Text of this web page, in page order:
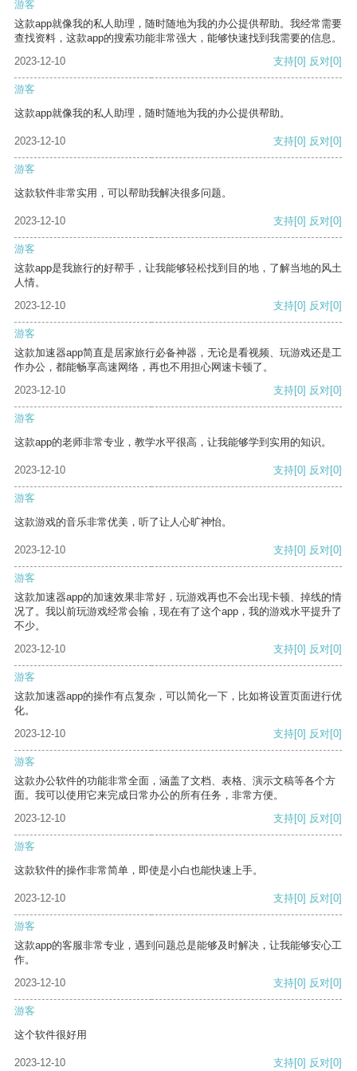
游客
这款app就像我的私人助理，随时随地为我的办公提供帮助。我经常需要
查找资料，这款app的搜索功能非常强大，能够快速找到我需要的信息。
2023-12-10
支持[0] 反对[0]
游客
这款app就像我的私人助理，随时随地为我的办公提供帮助。
2023-12-10 支持[0] 反对[0]
游客
这款软件非常实用，可以帮助我解决很多问题。
2023-12-10 支持[0] 反对[0]
游客
这款app是我旅行的好帮手，让我能够轻松找到目的地，了解当地的风土
人情。
2023-12-10
支持[0] 反对[0]
游客
这款加速器app简直是居家旅行必备神器，无论是看视频、玩游戏还是工
作办公，都能畅享高速网络，再也不用担心网速卡顿了。
2023-12-10
支持[0] 反对[0]
游客
这款app的老师非常专业，教学水平很高，让我能够学到实用的知识。
2023-12-10 支持[0] 反对[0]
游客
这款游戏的音乐非常优美，听了让人心旷神怡。
2023-12-10 支持[0] 反对[0]
游客
这款加速器app的加速效果非常好，玩游戏再也不会出现卡顿、掉线的情
况了。我以前玩游戏经常会输，现在有了这个app，我的游戏水平提升了
不少。
2023-12-10
支持[0] 反对[0]
游客
这款加速器app的操作有点复杂，可以简化一下，比如将设置页面进行优
化。
2023-12-10
支持[0] 反对[0]
游客
这款办公软件的功能非常全面，涵盖了文档、表格、演示文稿等各个方
面。我可以使用它来完成日常办公的所有任务，非常方便。
2023-12-10
支持[0] 反对[0]
游客
这款软件的操作非常简单，即使是小白也能快速上手。
2023-12-10 支持[0] 反对[0]
游客
这款app的客服非常专业，遇到问题总是能够及时解决，让我能够安心工
作。
2023-12-10
支持[0] 反对[0]
游客
这个软件很好用
2023-12-10 支持[0] 反对[0]